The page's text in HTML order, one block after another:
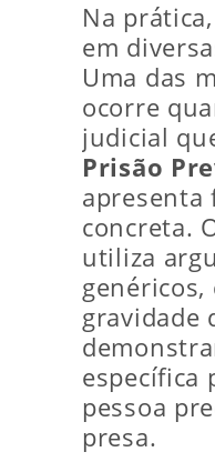
Na
em
Uma das
ocorre
judicial
Prisão
apresenta
concreta.
utiliza
genéricos,
gravidade
específica
pessoa
presa.